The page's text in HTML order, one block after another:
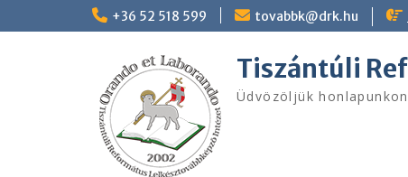
to
+36 52 518 599 tovabbk@drk.hu
Tiszántúli
Üdvözöljük